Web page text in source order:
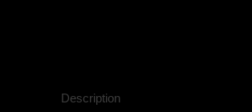
Description